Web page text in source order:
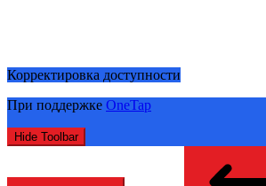
Корректировка доступности
При поддержке OneTap
Hide Toolbar